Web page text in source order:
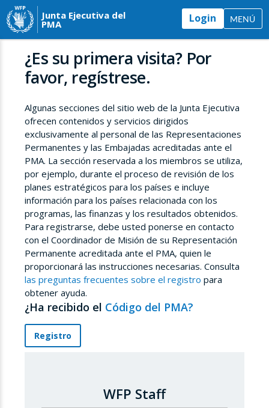
Junta Ejecutiva del
PMA Login MENÚ
¿Es su primera visita? Por
favor, regístrese.
Algunas secciones del sitio web de la Junta Ejecutiva
ofrecen contenidos y servicios dirigidos
exclusivamente al personal de las Representaciones
Permanentes y las Embajadas acreditadas ante el
PMA. La sección reservada a los miembros se utiliza,
por ejemplo, durante el proceso de revisión de los
planes estratégicos para los países e incluye
información para los países relacionada con los
programas, las finanzas y los resultados obtenidos.
Para registrarse, debe usted ponerse en contacto
con el Coordinador de Misión de su Representación
Permanente acreditada ante el PMA, quien le
proporcionará las instrucciones necesarias. Consulta
las preguntas frecuentes sobre el registro para
obtener ayuda.
¿Ha recibido el Código del PMA?
Registro
WFP Staff